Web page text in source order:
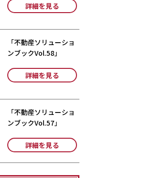
詳細を見る
「不動産ソリューショ
ンブックVol.58」
詳細を見る
「不動産ソリューショ
ンブックVol.57」
詳細を見る